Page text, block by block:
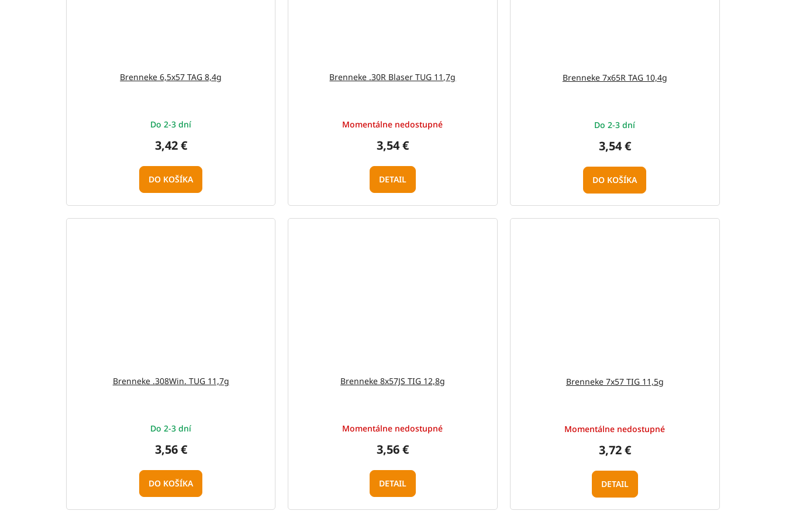
Brenneke 6,5x57 TAG 8,4g
Do 2-3 dní
3,42 €
DO KOŠÍKA
Brenneke .30R Blaser TUG 11,7g
Momentálne nedostupné
3,54 €
DETAIL
Brenneke 7x65R TAG 10,4g
Do 2-3 dní
3,54 €
DO KOŠÍKA
Brenneke .308Win. TUG 11,7g
Do 2-3 dní
3,56 €
DO KOŠÍKA
Brenneke 8x57JS TIG 12,8g
Momentálne nedostupné
3,56 €
DETAIL
Brenneke 7x57 TIG 11,5g
Momentálne nedostupné
3,72 €
DETAIL